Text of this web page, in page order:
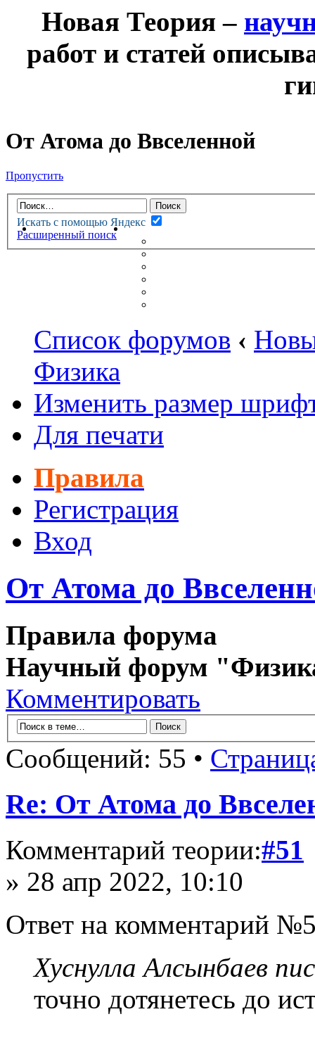
Новая Теория –
работ и статей
От Атома до Ввселенной
Пропустить
Искать с помощью Яндекс
Расширенный поиск
НОВАЯ ТЕОРИЯФОРУМ
НЕПРОЧИТАННЫЕ
Список форумов ‹
Физика
Изменить размер
Для печати
Правила
Регистрация
Вход
От Атома до
Правила форума
Научный форум
Комментировать
Сообщений: 55 •
Re: От Атома до
Комментарий теории:#51
» 28 апр 2022, 10:10
Ответ на комментарий
Хуснулла Алсынбаев
точно дотянетесь до